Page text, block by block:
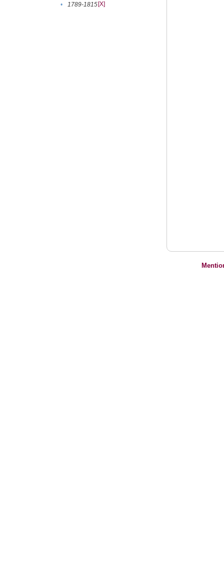
•
1789-1815[X]